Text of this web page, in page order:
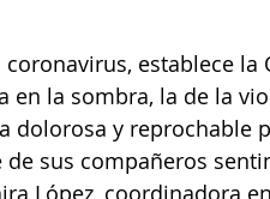
establece la
en la sombra, la de la
dolorosa y reprochable
sus compañeros
López, coordinadora